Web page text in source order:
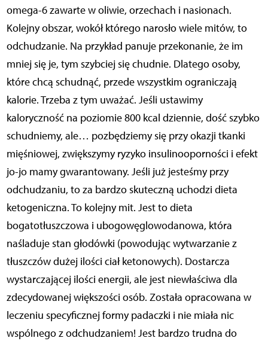
omega-6 zawarte w oliwie, orzechach i nasionach.
Kolejny obszar, wokół którego narosło wiele mitów, to
odchudzanie. Na przykład panuje przekonanie, że im
mniej się je, tym szybciej się chudnie. Dlatego osoby,
które chcą schudnąć, przede wszystkim ograniczają
kalorie. Trzeba z tym uważać. Jeśli ustawimy
kaloryczność na poziomie 800 kcal dziennie, dość szybko
schudniemy, ale… pozbędziemy się przy okazji tkanki
mięśniowej, zwiększymy ryzyko insulinooporności i efekt
jo-jo mamy gwarantowany. Jeśli już jesteśmy przy
odchudzaniu, to za bardzo skuteczną uchodzi dieta
ketogeniczna. To kolejny mit. Jest to dieta
bogatotłuszczowa i ubogowęglowodanowa, która
naśladuje stan głodówki (powodując wytwarzanie z
tłuszczów dużej ilości ciał ketonowych). Dostarcza
wystarczającej ilości energii, ale jest niewłaściwa dla
zdecydowanej większości osób. Została opracowana w
leczeniu specyficznej formy padaczki i nie miała nic
wspólnego z odchudzaniem! Jest bardzo trudna do